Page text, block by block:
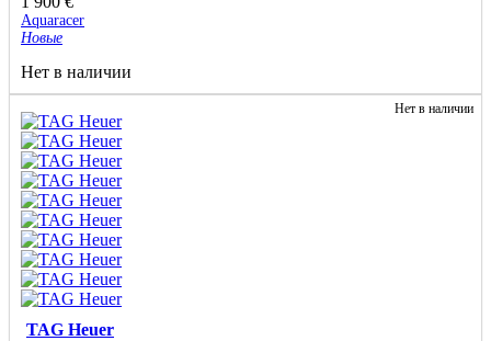
Aquaracer
Новые
Нет в наличии
Нет в наличии
TAG Heuer